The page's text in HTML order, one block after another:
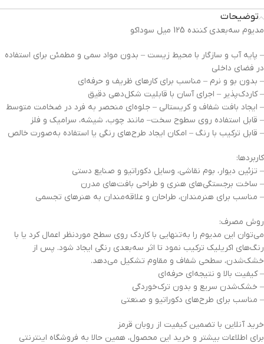
توضیحات
مدیوم سه‌بعدی کننده 125 میل سوداکو
– پایه آب و سازگار با محیط‌ زیست – بدون مواد سمی و مطمئن برای استفاده
در فضای داخلی
– بدون بو و نرم – مناسب برای کارهای ظریف و حرفه‌ای
– کاردک‌پذیر – اجرای آسان با قابلیت شکل‌دهی دقیق
– ایجاد بافت شفاف و کریستالی – جلوه‌ای منحصر به فرد در ضخامت متوسط
– قابل استفاده روی سطوح سخت– مانند چوب، شیشه، سرامیک و فلز
– قابل ترکیب با رنگ – امکان ایجاد طرح‌های رنگی یا استفاده به‌صورت خالص
کاربردها:
– تزئین دیوار، بوم نقاشی، وسایل دکوراتیو و صنایع دستی
– ساخت برجستگی‌های هنری و طراحی بافت‌های مدرن
– مناسب برای هنرمندان، طراحان و علاقه‌مندان به هنرهای تجسمی
روش مصرف:
می‌توان این مدیوم را به‌تنهایی با کاردک روی سطح موردنظر اعمال کرد یا با
رنگ‌های اکریلیک ترکیب نمود تا اثر سه‌بعدی رنگی ایجاد شود. پس از
خشک‌شدن، سطحی شفاف و مقاوم تشکیل می‌دهد.
– کیفیت بالا و نتیجه‌ای حرفه‌ای
– خشک‌شدن سریع و بدون ترک‌خوردگی
– مناسب برای طرح‌های دکوراتیو و صنعتی
خرید آنلاین با تضمین کیفیت از روبان قرمز
برای اطلاعات بیشتر و خرید این محصول، همین حالا به فروشگاه اینترنتی